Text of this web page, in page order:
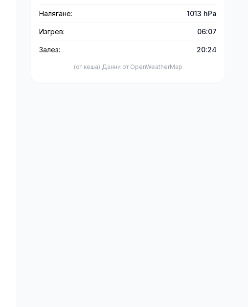
Налягане: 1013 hPa
Изгрев: 06:07
Залез: 20:24
(от кеша) Данни от OpenWeatherMap